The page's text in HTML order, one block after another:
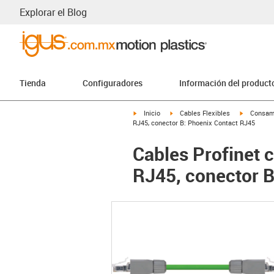
Explorar el Blog
Tienda Configuradores Información del
igus-icon-arrow-right
Inicio igus-icon-arrow-right
Cables Flexibles igus-
RJ45, conector B: Phoenix Contact RJ45
Cables Profinet
RJ45, conector